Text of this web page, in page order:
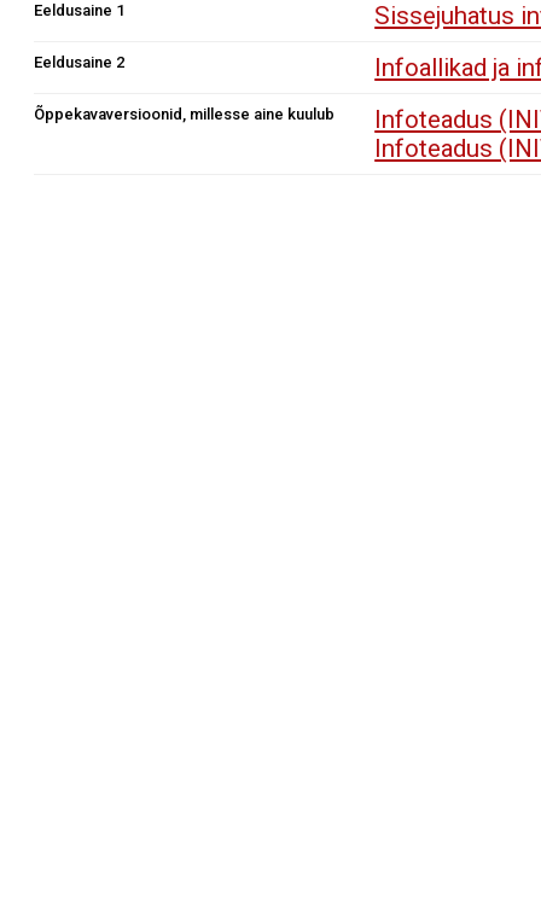
Eeldusaine 1 Sissejuhatus
Eeldusaine 2 Infoallikad ja
Õppekavaversioonid, millesse aine kuulub
Infoteadus
Infoteadus